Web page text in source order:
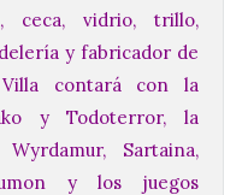
ceca, vidrio, trillo,
y fabricador de
contará con la
y Todoterror, la
Sartaina,
y los juegos